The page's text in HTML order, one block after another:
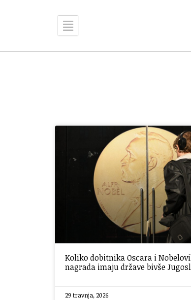
Koliko dobitnika Oscara i
nagrada imaju države bivše
29 travnja, 2026